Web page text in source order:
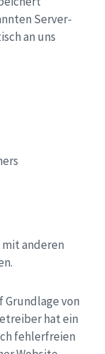
Server-
an uns
anderen
Grundlage von
hat ein
fehlerfreien